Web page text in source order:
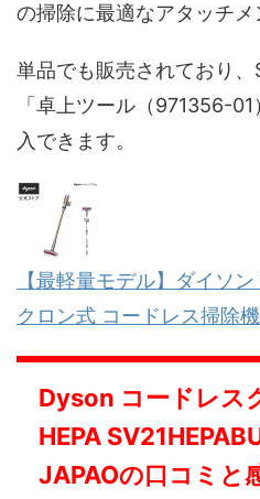
の掃除に最適なアタッチメ
単品でも販売されており
「卓上ツール（971356-
入できます。
【最軽量モデル】ダイソ
クロン式 コードレス掃除
Dyson コードレス
HEPA
JAPAOの口コミと